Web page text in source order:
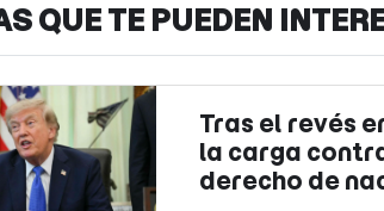
QUE TE PUEDEN
Tras el revés
la carga
derecho de